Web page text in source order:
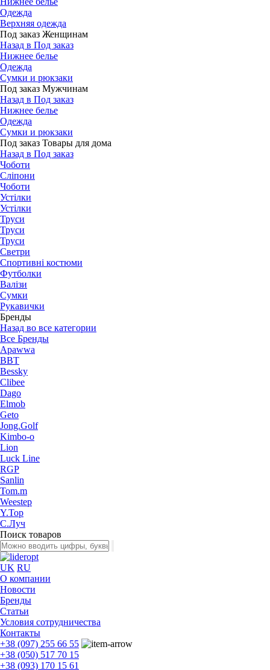
Одежда
Верхняя одежда
Под заказ Женщинам
Назад в Под заказ
Нижнее белье
Одежда
Сумки и рюкзаки
Под заказ Мужчинам
Назад в Под заказ
Нижнее белье
Одежда
Сумки и рюкзаки
Под заказ Товары для дома
Назад в Под заказ
Чоботи
Сліпони
Чоботи
Устілки
Устілки
Труси
Труси
Труси
Светри
Спортивні костюми
Футболки
Валізи
Сумки
Рукавички
Бренды
Назад во все категории
Все Бренды
Apawwa
BBT
Bessky
Clibee
Dago
Elmob
Geto
Jong.Golf
Kimbo-o
Lion
Luck Line
RGP
Sanlin
Tom.m
Weestep
Y.Top
С.Луч
Поиск товаров
UK RU
О компании
Новости
Бренды
Статьи
Условия сотрудничества
Контакты
+38 (097) 255 66 55
+38 (050) 517 70 15
+38 (093) 170 15 61